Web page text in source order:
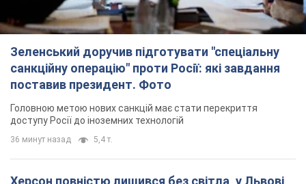
Зеленський доручив підготувати "спеціальну
санкційну операцію" проти Росії: які завдання
поставив президент. Фото
Головною метою нових санкцій має стати перекриття
доступу Росії до іноземних технологій
36 минут назад 5,4 т.